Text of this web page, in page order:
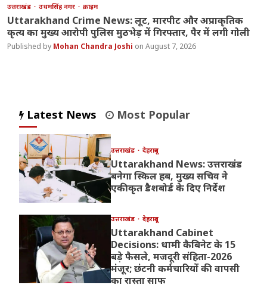
उत्तराखंड उधमसिंह नगर क्राइम
Uttarakhand Crime News: लूट, मारपीट और अप्राकृतिक
कृत्य का मुख्य आरोपी पुलिस मुठभेड़ में गिरफ्तार, पैर में लगी गोली
Mohan Chandra Joshi August 7, 2026
Latest News Most Popular
उत्तराखंड देहरादून
Uttarakhand News: उत्तराखंड
बनेगा स्किल हब, मुख्य सचिव ने
एकीकृत डैशबोर्ड के दिए निर्देश
उत्तराखंड देहरादून
Uttarakhand Cabinet
Decisions: धामी कैबिनेट के 15
बड़े फैसले, मजदूरी संहिता-2026
मंजूर; छंटनी कर्मचारियों की वापसी
का रास्ता साफ